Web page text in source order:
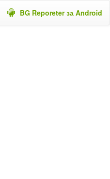
BG Reporeter за Android